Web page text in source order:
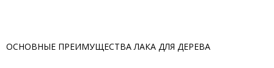
ОСНОВНЫЕ ПРЕИМУЩЕСТВА ЛАКА ДЛЯ ДЕРЕВА